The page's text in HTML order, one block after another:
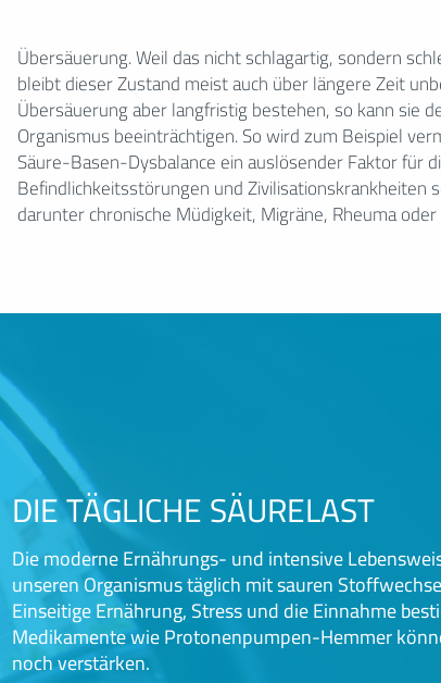
darunter chronische Müdigkeit, Migräne, Rheuma
DIE TÄGLICHE SÄURELAST
Die moderne Ernährungs- und intensive
unseren Organismus täglich mit sauren
Einseitige Ernährung, Stress und die Einnahme
Medikamente wie Protonenpumpen-Hemmer
noch verstärken.